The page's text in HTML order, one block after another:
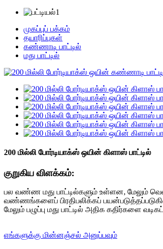
முகப்புப் பக்கம்
தயாரிப்புகள்
கண்ணாடி பாட்டில்
மது பாட்டில்
200 மில்லி போர்டியாக்ஸ் ஒயின் கிளாஸ் பாட்டில்
குறுகிய விளக்கம்:
பல வண்ண மது பாட்டில்களும் உள்ளன, மேலும்
வண்ணங்களைப் பிரதிபலிக்கப்
மேலும் பழுப்பு மது பாட்டில் அதிக கதிர்களை
எங்களுக்கு மின்னஞ்சல் அனுப்பவும்